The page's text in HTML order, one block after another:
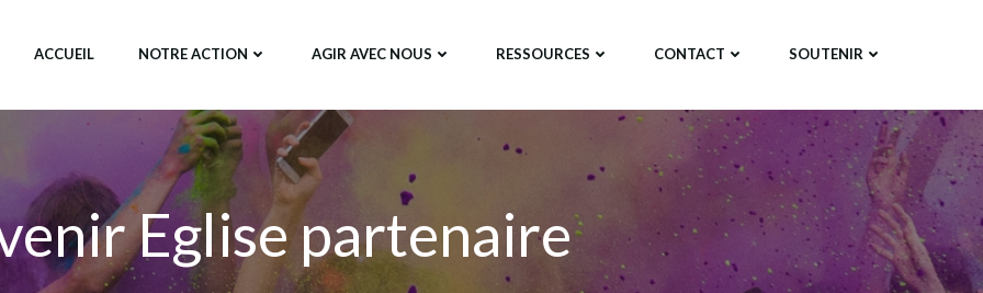
ACCUEIL NOTRE ACTION AGIR AVEC NOUS RESSOURCES CONTACT SOUTENIR
Eglise partenaire